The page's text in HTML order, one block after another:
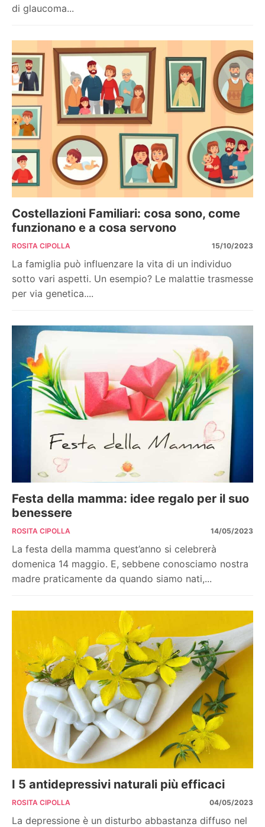
di glaucoma...
Costellazioni Familiari: cosa sono, come
funzionano e a cosa servono
ROSITA CIPOLLA 15/10/2023
La famiglia può influenzare la vita di un individuo
sotto vari aspetti. Un esempio? Le malattie trasmesse
per via genetica....
Festa della mamma: idee regalo per il suo
benessere
ROSITA CIPOLLA 14/05/2023
La festa della mamma quest’anno si celebrerà
domenica 14 maggio. E, sebbene conosciamo nostra
madre praticamente da quando siamo nati,...
I 5 antidepressivi naturali più efficaci
ROSITA CIPOLLA 04/05/2023
La depressione è un disturbo abbastanza diffuso nel